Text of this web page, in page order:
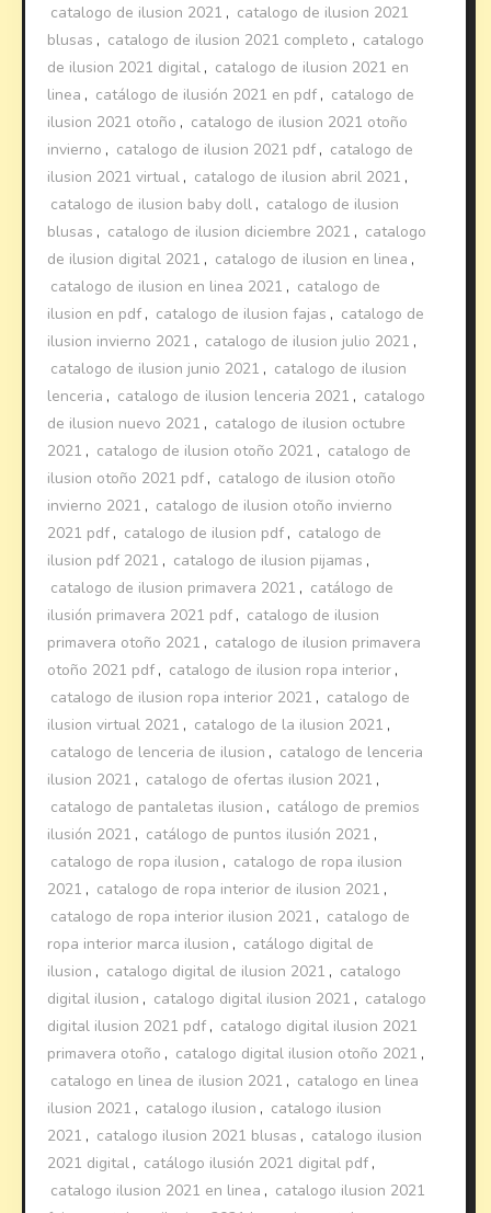
catalogo de ilusion 2021 , catalogo de ilusion 2021
blusas , catalogo de ilusion 2021 completo , catalogo
de ilusion 2021 digital , catalogo de ilusion 2021 en
linea , catálogo de ilusión 2021 en pdf , catalogo de
ilusion 2021 otoño , catalogo de ilusion 2021 otoño
invierno , catalogo de ilusion 2021 pdf , catalogo de
ilusion 2021 virtual , catalogo de ilusion abril 2021 ,
catalogo de ilusion baby doll , catalogo de ilusion
blusas , catalogo de ilusion diciembre 2021 , catalogo
de ilusion digital 2021 , catalogo de ilusion en linea ,
catalogo de ilusion en linea 2021 , catalogo de
ilusion en pdf , catalogo de ilusion fajas , catalogo de
ilusion invierno 2021 , catalogo de ilusion julio 2021 ,
catalogo de ilusion junio 2021 , catalogo de ilusion
lenceria , catalogo de ilusion lenceria 2021 , catalogo
de ilusion nuevo 2021 , catalogo de ilusion octubre
2021 , catalogo de ilusion otoño 2021 , catalogo de
ilusion otoño 2021 pdf , catalogo de ilusion otoño
invierno 2021 , catalogo de ilusion otoño invierno
2021 pdf , catalogo de ilusion pdf , catalogo de
ilusion pdf 2021 , catalogo de ilusion pijamas ,
catalogo de ilusion primavera 2021 , catálogo de
ilusión primavera 2021 pdf , catalogo de ilusion
primavera otoño 2021 , catalogo de ilusion primavera
otoño 2021 pdf , catalogo de ilusion ropa interior ,
catalogo de ilusion ropa interior 2021 , catalogo de
ilusion virtual 2021 , catalogo de la ilusion 2021 ,
catalogo de lenceria de ilusion , catalogo de lenceria
ilusion 2021 , catalogo de ofertas ilusion 2021 ,
catalogo de pantaletas ilusion , catálogo de premios
ilusión 2021 , catálogo de puntos ilusión 2021 ,
catalogo de ropa ilusion , catalogo de ropa ilusion
2021 , catalogo de ropa interior de ilusion 2021 ,
catalogo de ropa interior ilusion 2021 , catalogo de
ropa interior marca ilusion , catálogo digital de
ilusion , catalogo digital de ilusion 2021 , catalogo
digital ilusion , catalogo digital ilusion 2021 , catalogo
digital ilusion 2021 pdf , catalogo digital ilusion 2021
primavera otoño , catalogo digital ilusion otoño 2021 ,
catalogo en linea de ilusion 2021 , catalogo en linea
ilusion 2021 , catalogo ilusion , catalogo ilusion
2021 , catalogo ilusion 2021 blusas , catalogo ilusion
2021 digital , catálogo ilusión 2021 digital pdf ,
catalogo ilusion 2021 en linea , catalogo ilusion 2021